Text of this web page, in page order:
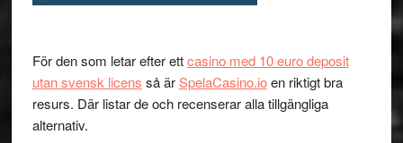
För den som letar efter ettcasino med 10 euro deposit
utan svensk licens så ärSpelaCasino.ioen riktigt bra
resurs. Där listar de och recenserar alla tillgängliga
alternativ.